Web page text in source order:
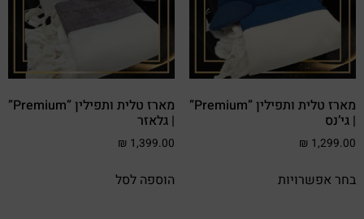
מארז טלית ותפילין ”Premium”
| גי’נס
₪ 1,299.00
בחר אפשרויות
מארז טלית ותפילין ”Premium”
| גלאזר
₪ 1,399.00
הוספה לסל